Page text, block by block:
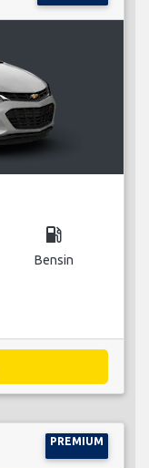
local_gas_station
Bensin
PREMIUM